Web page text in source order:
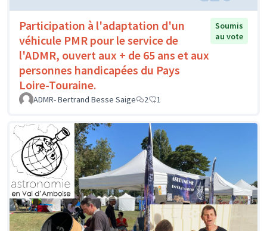
Participation à l'adaptation d'un
véhicule PMR pour le service de
l'ADMR, ouvert aux + de 65 ans et aux
personnes handicapées du Pays
Loire-Touraine.
Soumis
au vote
ADMR- Bertrand Besse Saige 2 1